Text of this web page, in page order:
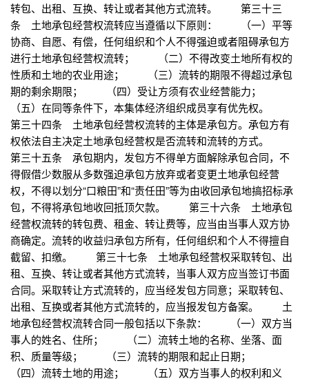
转包、出租、互换、转让或者其他方式流转。 第三十三
条 土地承包经营权流转应当遵循以下原则： （一）平等
协商、自愿、有偿，任何组织和个人不得强迫或者阻碍承包方
进行土地承包经营权流转； （二）不得改变土地所有权的
性质和土地的农业用途； （三）流转的期限不得超过承包
期的剩余期限； （四）受让方须有农业经营能力；
（五）在同等条件下，本集体经济组织成员享有优先权。
第三十四条 土地承包经营权流转的主体是承包方。承包方有
权依法自主决定土地承包经营权是否流转和流转的方式。
第三十五条 承包期内，发包方不得单方面解除承包合同，不
得假借少数服从多数强迫承包方放弃或者变更土地承包经营
权，不得以划分“口粮田”和“责任田”等为由收回承包地搞招标承
包，不得将承包地收回抵顶欠款。 第三十六条 土地承包
经营权流转的转包费、租金、转让费等，应当由当事人双方协
商确定。流转的收益归承包方所有，任何组织和个人不得擅自
截留、扣缴。 第三十七条 土地承包经营权采取转包、出
租、互换、转让或者其他方式流转，当事人双方应当签订书面
合同。采取转让方式流转的，应当经发包方同意；采取转包、
出租、互换或者其他方式流转的，应当报发包方备案。 土
地承包经营权流转合同一般包括以下条款： （一）双方当
事人的姓名、住所； （二）流转土地的名称、坐落、面
积、质量等级； （三）流转的期限和起止日期；
（四）流转土地的用途； （五）双方当事人的权利和义